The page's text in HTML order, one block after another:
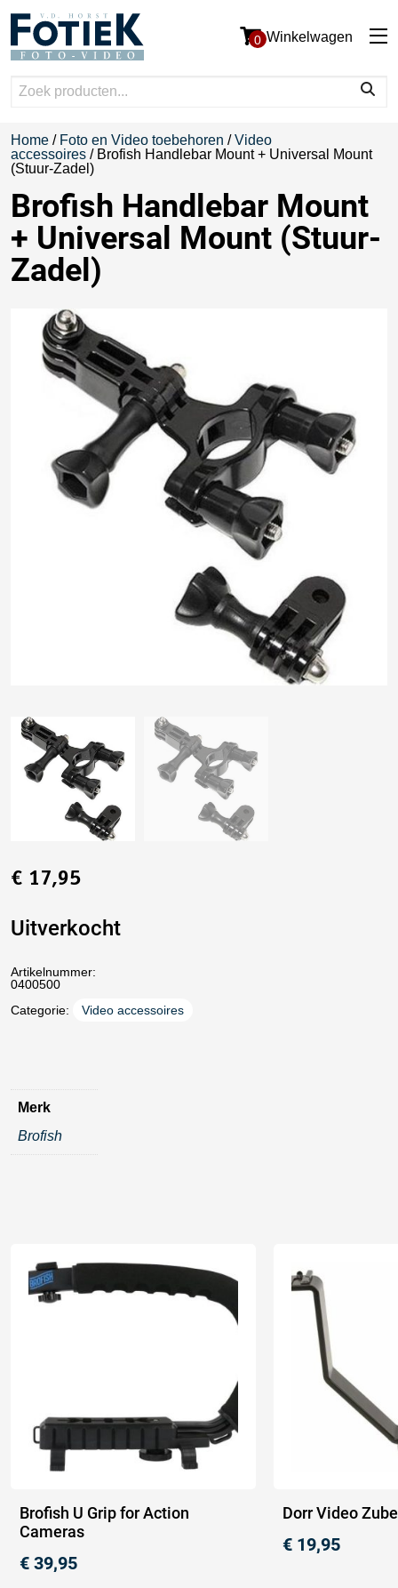
0 Winkelwagen
Home / Foto en Video toebehoren /Video
accessoires / Brofish Handlebar Mount + Universal Mount
(Stuur-Zadel)
Brofish Handlebar Mount
+ Universal Mount (Stuur-
Zadel)
€ 17,95
Uitverkocht
Artikelnummer:
0400500
Categorie:
Video accessoires
Merk
Brofish
Brofish U Grip for Action
Cameras
€ 39,95
Dorr Video
€ 19,95